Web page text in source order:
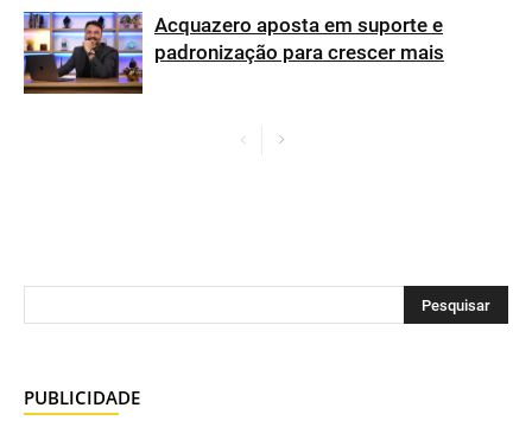
Acquazero aposta em suporte e
padronização para crescer mais
PUBLICIDADE